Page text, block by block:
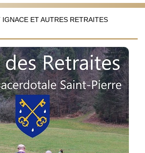
ET AUTRES RETRAITES